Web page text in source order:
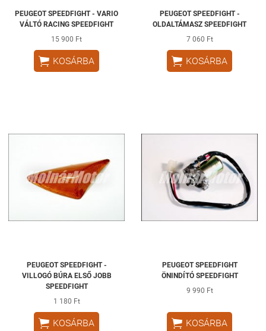
PEUGEOT SPEEDFIGHT - VARIO
VÁLTÓ RACING SPEEDFIGHT
15 900 Ft
 KOSÁRBA
PEUGEOT SPEEDFIGHT -
OLDALTÁMASZ SPEEDFIGHT
7 060 Ft
 KOSÁRBA
PEUGEOT SPEEDFIGHT -
VILLOGÓ BÚRA ELSŐ JOBB
SPEEDFIGHT
1 180 Ft
 KOSÁRBA
PEUGEOT SPEEDFIGHT
ÖNINDÍTÓ SPEEDFIGHT
9 990 Ft
 KOSÁRBA